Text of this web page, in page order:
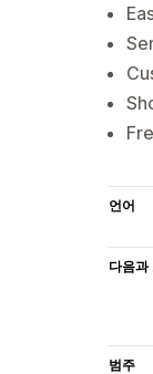
언어
다음과
범주